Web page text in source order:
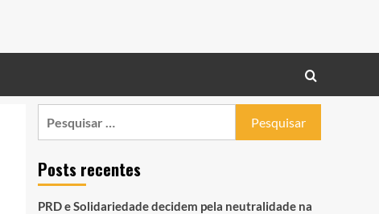
Posts recentes
PRD e Solidariedade decidem pela neutralidade na